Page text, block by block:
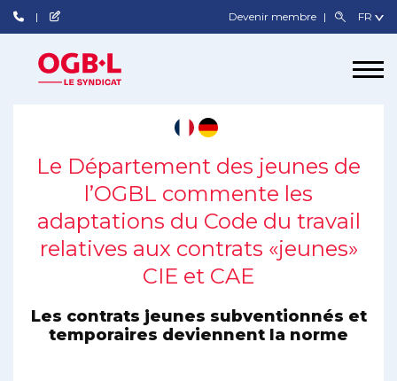
Devenir membre
Le Département des jeunes de
l’OGBL commente les
adaptations du Code du travail
relatives aux contrats «jeunes»
CIE et CAE
Les contrats jeunes subventionnés et
temporaires deviennent la norme